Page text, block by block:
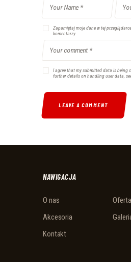
Zapamiętaj moje dane w tej
komentarzy.
I agree that my submitted data is being
further details on handling user data,
NAWIGACJA
O nas
Oferta
Akcesoria
Kontakt